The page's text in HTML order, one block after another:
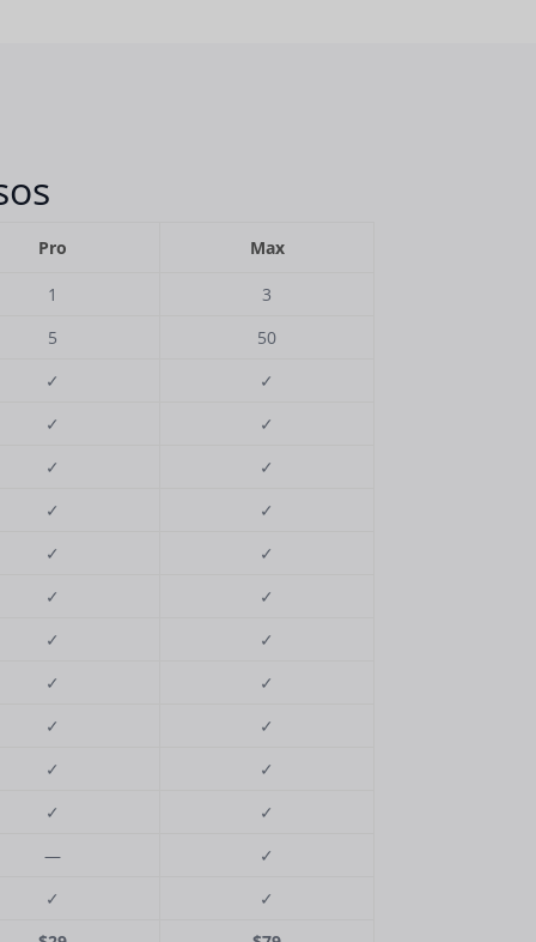
Pro Max
1
3
5
50
✓
✓
✓
✓
✓
✓
✓
✓
✓
✓
✓
✓
✓
✓
✓
✓
✓
✓
✓
✓
✓
✓
—
✓
✓
✓